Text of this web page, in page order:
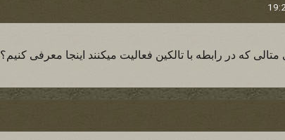
که در رابطه با تالکین فعالیت میکنند اینجا معرفی کنیم؟